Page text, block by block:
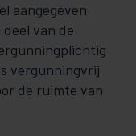
aangegeven
van de
vergunningvrij
de ruimte van